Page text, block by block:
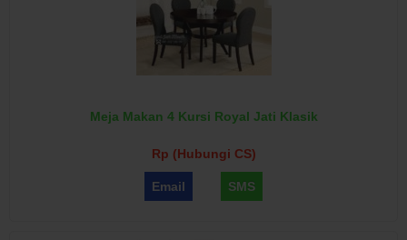
Meja Makan 4 Kursi Royal Jati Klasik
Rp (Hubungi CS)
Email SMS